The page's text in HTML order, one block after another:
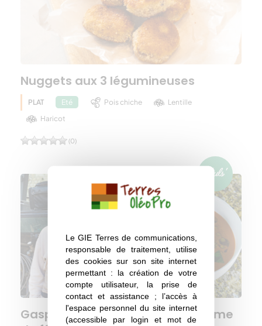
Le GIE Terres de communications,
responsable de traitement, utilise
des cookies sur son site internet
permettant : la création de votre
compte utilisateur, la prise de
contact et assistance ; l’accès à
l'espace personnel du site internet
(accessible par login et mot de
Nuggets aux 3 légumineuses
PLAT Eté Pois chiche
Lentille
Haricot
(0)
Gaspacho pastèque–fraise, crème